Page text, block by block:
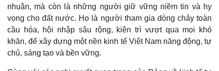
nhuận, mà còn là những người giữ vững niềm tin và hy
vọng cho đất nước. Họ là người tham gia dòng chảy toàn
cầu hóa, hội nhập sâu rộng, kiên trì vượt qua mọi khó
khăn, để xây dựng một nền kinh tế Việt Nam năng động, tự
chủ, sáng tạo và bền vững.